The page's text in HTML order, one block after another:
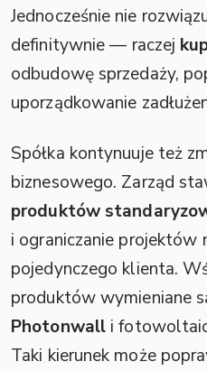
Jednocześnie nie
definitywnie — raczej
odbudowę sprzedaży,
uporządkowanie
Spółka kontynuuje też
biznesowego. Zarząd
produktów
i ograniczanie projektów
pojedynczego klienta.
produktów wymieniane
Photonwall i
Taki kierunek może